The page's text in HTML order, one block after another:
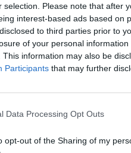
selection. Please note that after
interest-based ads based on
to third parties prior to
of your personal
This information may also be
Participants that may further
Data Processing Opt Outs
opt-out of the Sharing of my
podniesie próg 500 plus dla
wypłata przy
2026 19:14